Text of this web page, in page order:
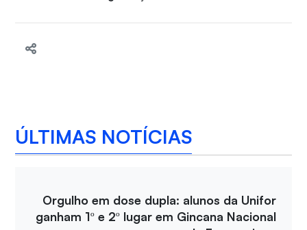
ÚLTIMAS NOTÍCIAS
Orgulho em dose dupla: alunos da Unifor
ganham 1º e 2º lugar em Gincana Nacional